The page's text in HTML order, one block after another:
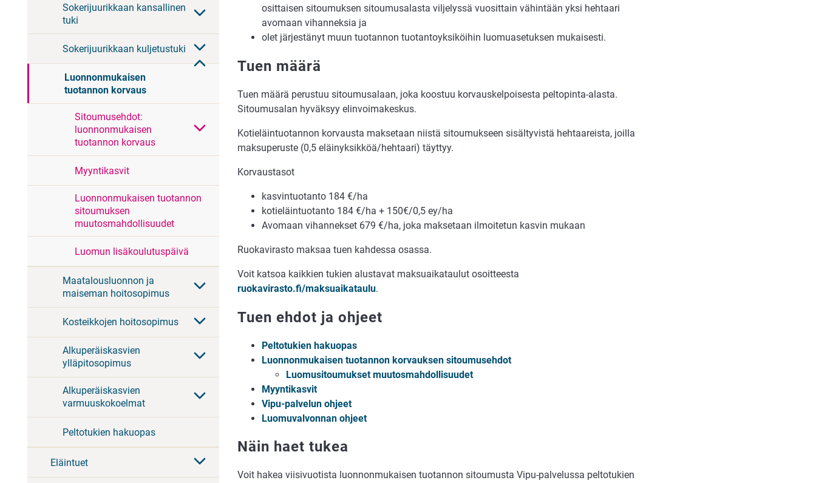
Sokerijuurikkaan kansallinen
tuki
Sokerijuurikkaan kuljetustuki
Luonnonmukaisen
tuotannon korvaus
Sitoumusehdot:
luonnonmukaisen
tuotannon korvaus
Myyntikasvit
Luonnonmukaisen tuotannon
sitoumuksen
muutosmahdollisuudet
Luomun lisäkoulutuspäivä
Maatalousluonnon ja
maiseman hoitosopimus
Kosteikkojen hoitosopimus
Alkuperäiskasvien
ylläpitosopimus
Alkuperäiskasvien
varmuuskokoelmat
Peltotukien hakuopas
Eläintuet
osittaisen sitoumuksen sitoumusalasta viljelyssä vuosittain vähintään yksi hehtaari
avomaan vihanneksia ja
olet järjestänyt muun tuotannon tuotantoyksiköihin luomuasetuksen mukaisesti.
Tuen määrä
Tuen määrä perustuu sitoumusalaan, joka koostuu korvauskelpoisesta peltopinta-alasta.
Sitoumusalan hyväksyy elinvoimakeskus.
Kotieläintuotannon korvausta maksetaan niistä sitoumukseen sisältyvistä hehtaareista, joilla
maksuperuste (0,5 eläinyksikköä/hehtaari) täyttyy.
Korvaustasot
kasvintuotanto 184 €/ha
kotieläintuotanto 184 €/ha + 150€/0,5 ey/ha
Avomaan vihannekset 679 €/ha, joka maksetaan ilmoitetun kasvin mukaan
Ruokavirasto maksaa tuen kahdessa osassa.
Voit katsoa kaikkien tukien alustavat maksuaikataulut osoitteesta
ruokavirasto.fi/maksuaikataulu.
Tuen ehdot ja ohjeet
Peltotukien hakuopas
Luonnonmukaisen tuotannon korvauksen sitoumusehdot
Luomusitoumukset muutosmahdollisuudet
Myyntikasvit
Vipu-palvelun ohjeet
Luomuvalvonnan ohjeet
Näin haet tukea
Voit hakea viisivuotista luonnonmukaisen tuotannon sitoumusta Vipu-palvelussa peltotukien